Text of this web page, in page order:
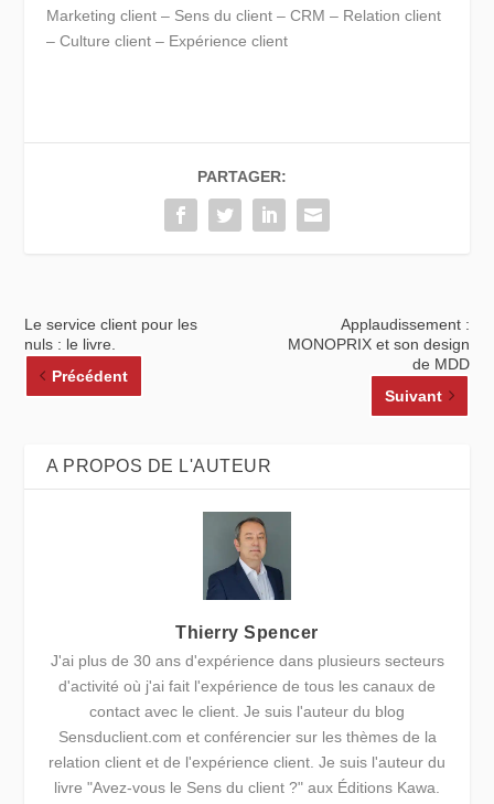
Marketing client – Sens du client – CRM – Relation client
– Culture client – Expérience client
PARTAGER:
Le service client pour les
nuls : le livre.
Précédent
Applaudissement :
MONOPRIX et son design
de MDD
Suivant
A PROPOS DE L'AUTEUR
Thierry Spencer
J'ai plus de 30 ans d'expérience dans plusieurs secteurs
d'activité où j'ai fait l'expérience de tous les canaux de
contact avec le client. Je suis l'auteur du blog
Sensduclient.com et conférencier sur les thèmes de la
relation client et de l'expérience client. Je suis l'auteur du
livre "Avez-vous le Sens du client ?" aux Éditions Kawa.